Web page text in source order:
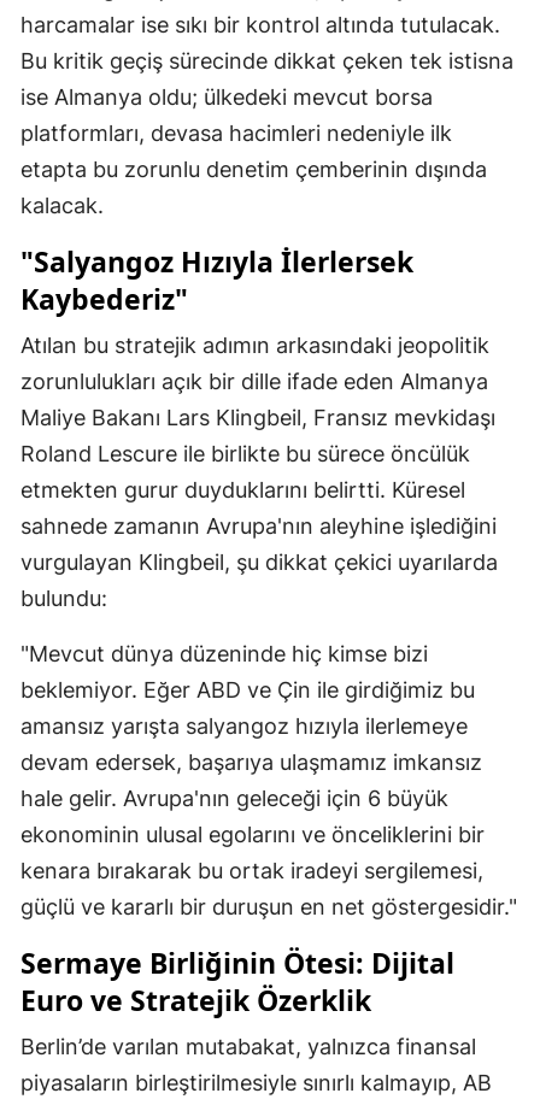
harcamalar ise sıkı bir kontrol altında tutulacak.
Bu kritik geçiş sürecinde dikkat çeken tek istisna
ise Almanya oldu; ülkedeki mevcut borsa
platformları, devasa hacimleri nedeniyle ilk
etapta bu zorunlu denetim çemberinin dışında
kalacak.
"Salyangoz Hızıyla İlerlersek
Kaybederiz"
Atılan bu stratejik adımın arkasındaki jeopolitik
zorunlulukları açık bir dille ifade eden Almanya
Maliye Bakanı Lars Klingbeil, Fransız mevkidaşı
Roland Lescure ile birlikte bu sürece öncülük
etmekten gurur duyduklarını belirtti. Küresel
sahnede zamanın Avrupa'nın aleyhine işlediğini
vurgulayan Klingbeil, şu dikkat çekici uyarılarda
bulundu:
"Mevcut dünya düzeninde hiç kimse bizi
beklemiyor. Eğer ABD ve Çin ile girdiğimiz bu
amansız yarışta salyangoz hızıyla ilerlemeye
devam edersek, başarıya ulaşmamız imkansız
hale gelir. Avrupa'nın geleceği için 6 büyük
ekonominin ulusal egolarını ve önceliklerini bir
kenara bırakarak bu ortak iradeyi sergilemesi,
güçlü ve kararlı bir duruşun en net göstergesidir."
Sermaye Birliğinin Ötesi: Dijital
Euro ve Stratejik Özerklik
Berlin’de varılan mutabakat, yalnızca finansal
piyasaların birleştirilmesiyle sınırlı kalmayıp, AB